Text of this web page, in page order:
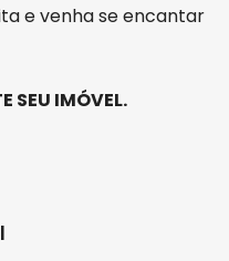
e venha se encantar
SEU IMÓVEL.